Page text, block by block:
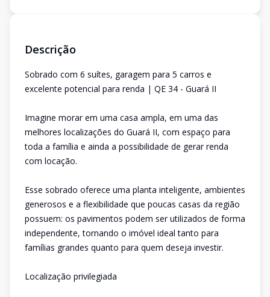
Descrição
Sobrado com 6 suítes, garagem para 5 carros e
excelente potencial para renda | QE 34 - Guará II
Imagine morar em uma casa ampla, em uma das
melhores localizações do Guará II, com espaço para
toda a família e ainda a possibilidade de gerar renda
com locação.
Esse sobrado oferece uma planta inteligente, ambientes
generosos e a flexibilidade que poucas casas da região
possuem: os pavimentos podem ser utilizados de forma
independente, tornando o imóvel ideal tanto para
famílias grandes quanto para quem deseja investir.
Localização privilegiada